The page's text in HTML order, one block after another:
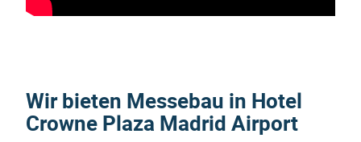
Wir bieten Messebau in Hotel
Crowne Plaza Madrid Airport